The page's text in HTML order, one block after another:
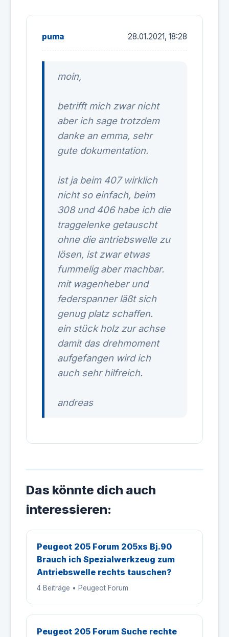
puma 28.01.2021, 18:28
moin,
betrifft mich zwar nicht
aber ich sage trotzdem
danke an emma, sehr
gute dokumentation.
ist ja beim 407 wirklich
nicht so einfach, beim
308 und 406 habe ich die
traggelenke getauscht
ohne die antriebswelle zu
lösen, ist zwar etwas
fummelig aber machbar.
mit wagenheber und
federspanner läßt sich
genug platz schaffen.
ein stück holz zur achse
damit das drehmoment
aufgefangen wird ich
auch sehr hilfreich.
andreas
Das könnte dich auch
interessieren:
Peugeot 205 Forum 205xs Bj.90
Brauch ich Spezialwerkzeug zum
Antriebswelle rechts tauschen?
4 Beiträge • Peugeot Forum
Peugeot 205 Forum Suche rechte